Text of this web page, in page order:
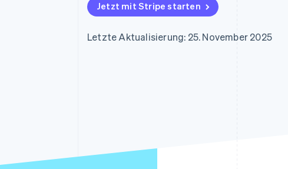
Autorisierungsraten
Beschleunigter Bezahlvorgang
Jetzt mit Stripe starten
Letzte Aktualisierung: 25. November 2025